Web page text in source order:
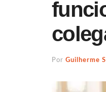
Por Guilherme